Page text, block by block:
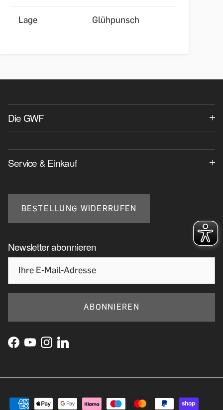
Lage Glühpunsch
Die GWF
Service & Einkauf
BESTELLUNG WIDERRUFEN
Newsletter abonnieren
ABONNIEREN